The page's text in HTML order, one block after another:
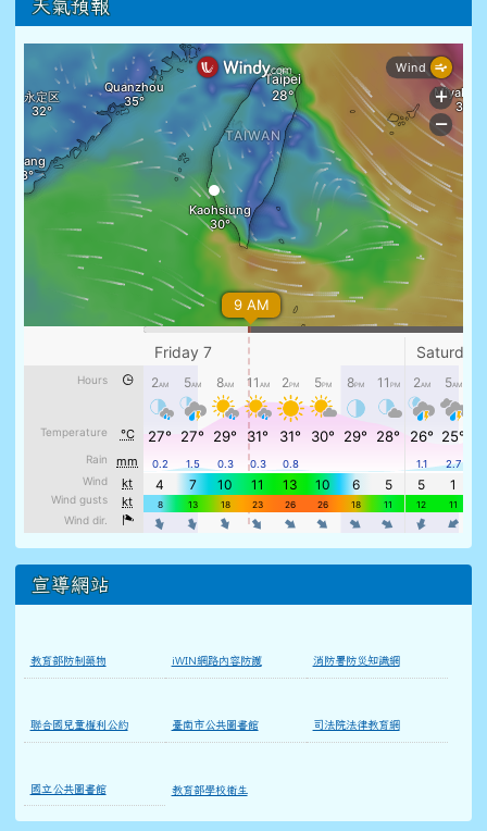
天氣預報
宣導網站
教育部防制藥物 iWIN網路內容防護 消防署防災知識網
聯合國兒童權利公約 臺南市公共圖書館 司法院法律教育網
國立公共圖書館 教育部學校衛生